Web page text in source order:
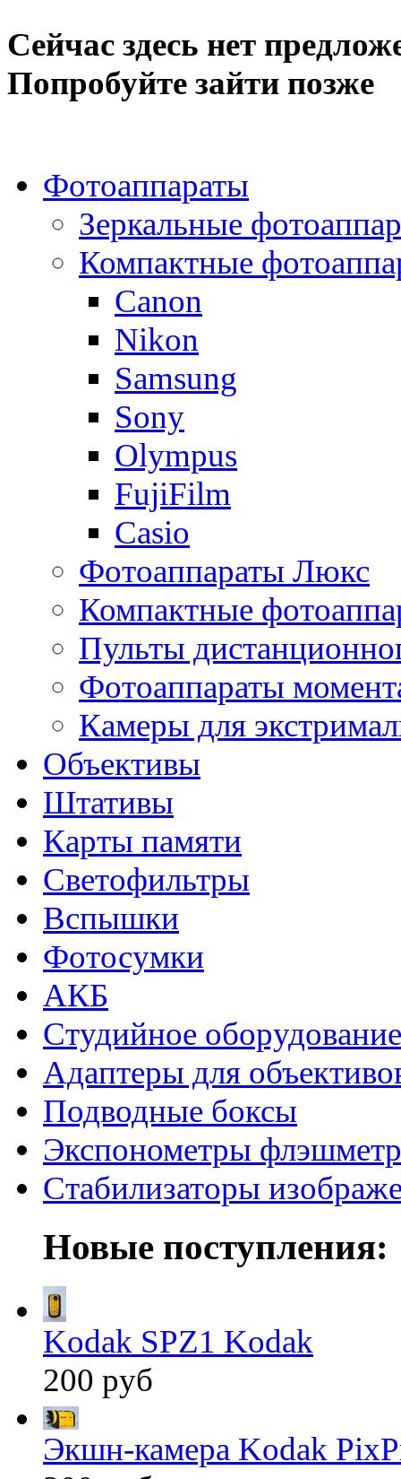
Сейчас здесь нет
Попробуйте зайти позже
Фотоаппараты
Зеркальные
Компактные
Canon
Nikon
Samsung
Sony
Olympus
FujiFilm
Casio
Фотоаппараты Люкс
Компактные
Пульты
Фотоаппараты
Камеры для
Объективы
Штативы
Карты памяти
Светофильтры
Вспышки
Фотосумки
АКБ
Студийное оборудование
Адаптеры для
Подводные боксы
Экспонометры
Стабилизаторы
Новые поступления:
Kodak SPZ1 Kodak
200 руб
Экшн-камера Kodak